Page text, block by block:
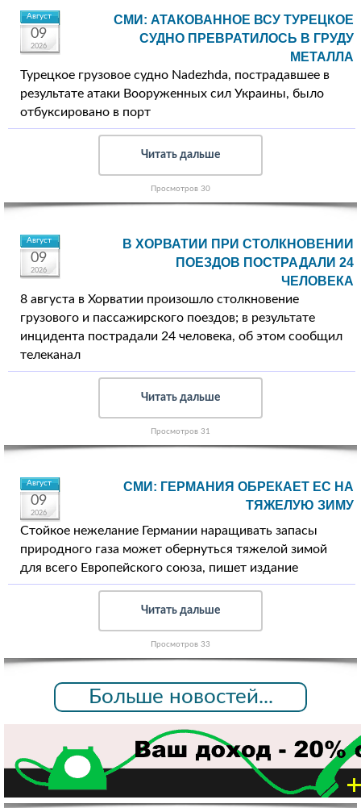
Август
09
2026
СМИ: АТАКОВАННОЕ ВСУ ТУРЕЦКОЕ
СУДНО ПРЕВРАТИЛОСЬ В ГРУДУ
МЕТАЛЛА
Турецкое грузовое судно Nadezhda, пострадавшее в
результате атаки Вооруженных сил Украины, было
отбуксировано в порт
Читать дальше
Просмотров 30
Август
09
2026
В ХОРВАТИИ ПРИ СТОЛКНОВЕНИИ
ПОЕЗДОВ ПОСТРАДАЛИ 24
ЧЕЛОВЕКА
8 августа в Хорватии произошло столкновение
грузового и пассажирского поездов; в результате
инцидента пострадали 24 человека, об этом сообщил
телеканал
Читать дальше
Просмотров 31
Август
09
2026
СМИ: ГЕРМАНИЯ ОБРЕКАЕТ ЕС НА
ТЯЖЕЛУЮ ЗИМУ
Стойкое нежелание Германии наращивать запасы
природного газа может обернуться тяжелой зимой
для всего Европейского союза, пишет издание
Читать дальше
Просмотров 33
Больше новостей...